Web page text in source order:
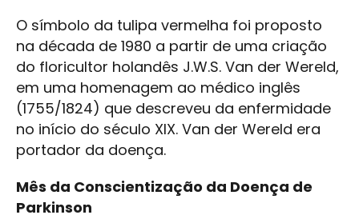
O símbolo da tulipa vermelha foi proposto
na década de 1980 a partir de uma criação
do floricultor holandês J.W.S. Van der Wereld,
em uma homenagem ao médico inglês
(1755/1824) que descreveu da enfermidade
no início do século XIX. Van der Wereld era
portador da doença.
Mês da Conscientização da Doença de
Parkinson